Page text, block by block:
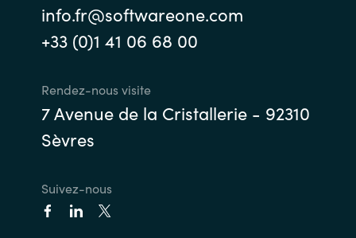
info.fr@softwareone.com
+33 (0)1 41 06 68 00
Rendez-nous visite
7 Avenue de la Cristallerie - 92310
Sèvres
Suivez-nous